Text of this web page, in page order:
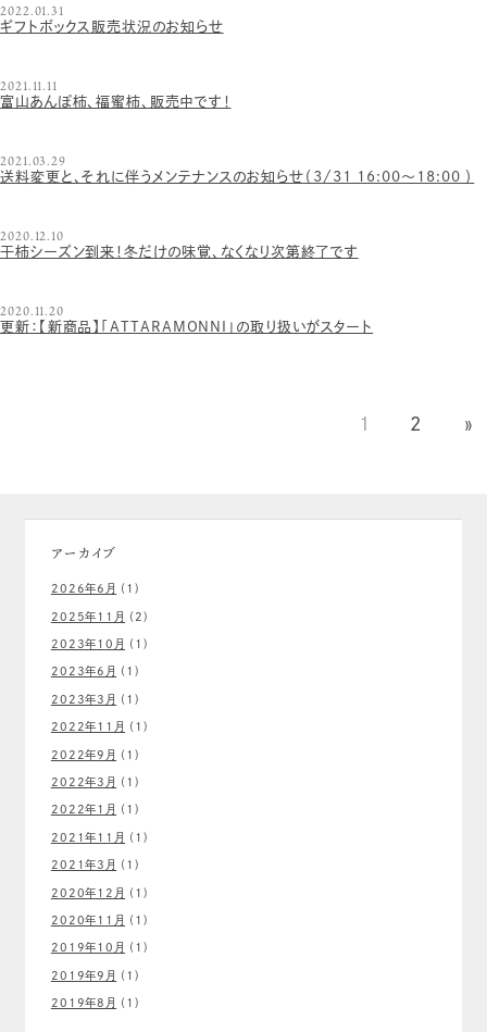
2022.01.31
ギフトボックス販売状況のお知らせ
2021.11.11
富山あんぽ柿、福蜜柿、販売中です！
2021.03.29
送料変更と、それに伴うメンテナンスのお知らせ（3/31 16:00～18:00 ）
2020.12.10
干柿シーズン到来！冬だけの味覚、なくなり次第終了です
2020.11.20
更新：【新商品】「ATTARAMONNI」の取り扱いがスタート
1 2 »
アーカイブ
2026年6月 (1)
2025年11月 (2)
2023年10月 (1)
2023年6月 (1)
2023年3月 (1)
2022年11月 (1)
2022年9月 (1)
2022年3月 (1)
2022年1月 (1)
2021年11月 (1)
2021年3月 (1)
2020年12月 (1)
2020年11月 (1)
2019年10月 (1)
2019年9月 (1)
2019年8月 (1)